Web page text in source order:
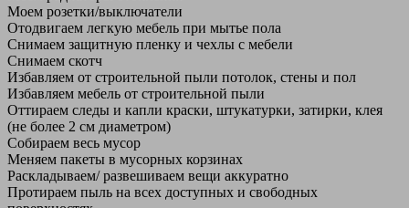
Моем розетки/выключатели
Отодвигаем легкую мебель при мытье пола
Снимаем защитную пленку и чехлы с мебели
Снимаем скотч
Избавляем от строительной пыли потолок, стены и пол
Избавляем мебель от строительной пыли
Оттираем следы и капли краски, штукатурки, затирки, клея
(не более 2 см диаметром)
Собираем весь мусор
Меняем пакеты в мусорных корзинах
Раскладываем/ развешиваем вещи аккуратно
Протираем пыль на всех доступных и свободных